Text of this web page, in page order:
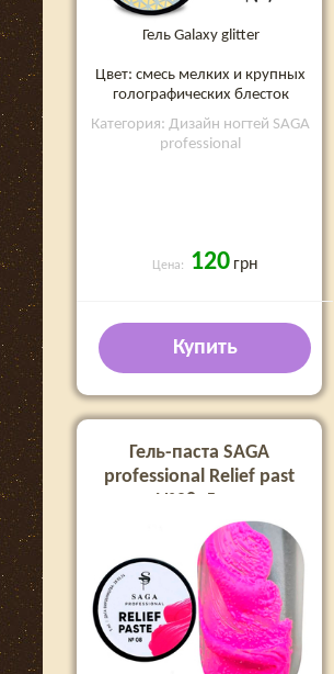
Гель Galaxy glitter
Цвет: смесь мелких и крупных
голографических блесток
Категория: Дизайн ногтей SAGA
professional
Цена: 120 грн
Купить
Гель-паста SAGA
professional Relief past
№08, 5 мл